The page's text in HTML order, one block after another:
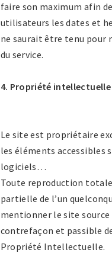
faire son maximum afin
utilisateurs les dates et
ne saurait être tenu pour
du service.
4. Propriété intellectuelle
Le site est propriétaire
les éléments accessibles
logiciels…
Toute reproduction
partielle de l’un
mentionner le site source
contrefaçon et passible
Propriété Intellectuelle.